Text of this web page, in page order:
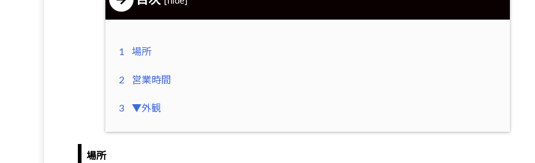
1 場所
2 営業時間
3 ▼外観
場所